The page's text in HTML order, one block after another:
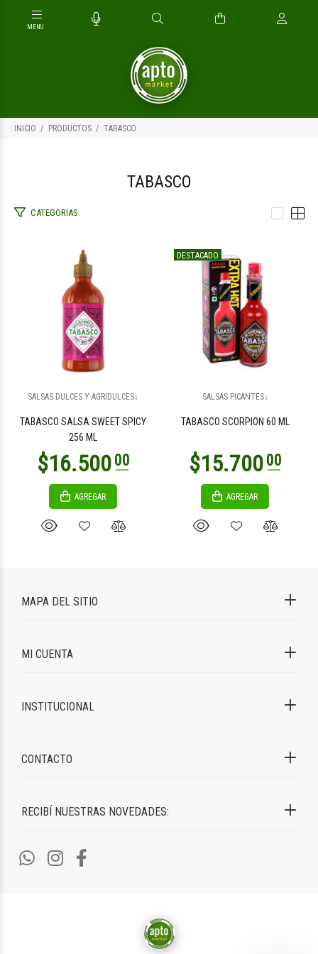
INICIO PRODUCTOS TABASCO
TABASCO
CATEGORIAS
SALSAS DULCES Y AGRIDULCES↓
TABASCO SALSA SWEET SPICY
256 ML
AGREGAR
DESTACADO
SALSAS PICANTES↓
TABASCO SCORPION 60 ML
AGREGAR
RECIBÍ NUESTRAS NOVEDADES:
MAPA DEL SITIO
MI CUENTA
INSTITUCIONAL
CONTACTO